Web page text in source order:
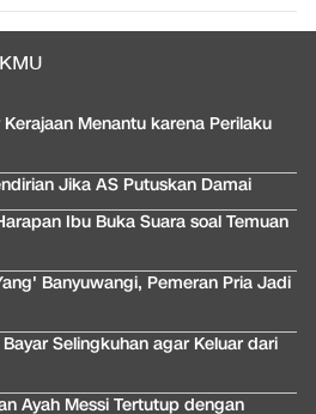
Menantu karena Perilaku
Jika AS Putuskan Damai
Ibu Buka Suara soal Temuan
Banyuwangi, Pemeran Pria Jadi
Selingkuhan agar Keluar dari
Ayah Messi Tertutup dengan